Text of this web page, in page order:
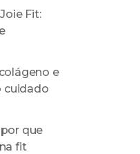
Fit:
e
cuidado
que
fit